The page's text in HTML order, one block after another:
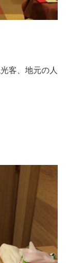
客、地元の人